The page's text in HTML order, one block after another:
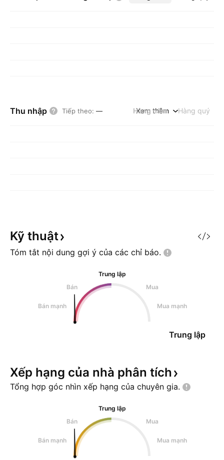
Thu nhập Tiếp theo: — Hàng năm Hàng quý
Xem thêm
Kỹ thuật
Tóm tắt nội dung gợi ý của các chỉ báo.
Trung lập
Bán
Mua
Bán mạnh Mua mạnh
Trung lập
Xếp hạng của nhà phân tích
Tổng hợp góc nhìn xếp hạng của chuyên gia.
Trung lập
Bán
Mua
Bán mạnh Mua mạnh